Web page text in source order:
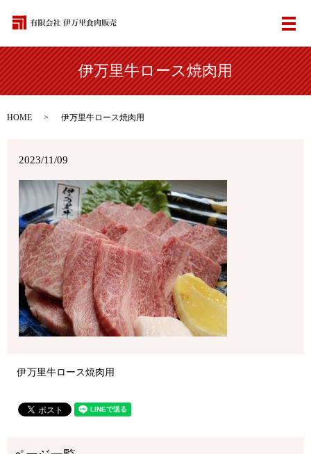
メ
伊万里牛ロース焼肉用
HOME 伊万里牛ロース焼肉用
2023/11/09
伊万里牛ロース焼肉用